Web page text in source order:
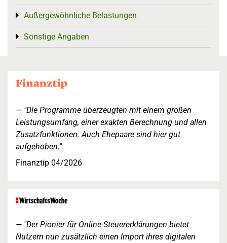
Außergewöhnliche Belastungen
Toggle menu
Sonstige Angaben
Toggle menu
"Die Programme überzeugten mit einem großen
Leistungsumfang, einer exakten Berechnung und allen
Zusatzfunktionen. Auch Ehepaare sind hier gut
aufgehoben."
Finanztip 04/2026
"Der Pionier für Online-Steuererklärungen bietet
Nutzern nun zusätzlich einen Import ihres digitalen